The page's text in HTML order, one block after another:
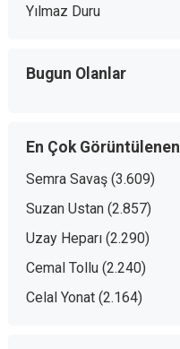
Yılmaz Duru
Bugun Olanlar
En Çok Görüntülenen
Semra Savaş (3.609)
Suzan Ustan (2.857)
Uzay Heparı (2.290)
Cemal Tollu (2.240)
Celal Yonat (2.164)